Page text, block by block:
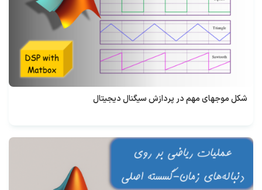
شکل موجهای مهم در پردازش سیگنال دیجیتال